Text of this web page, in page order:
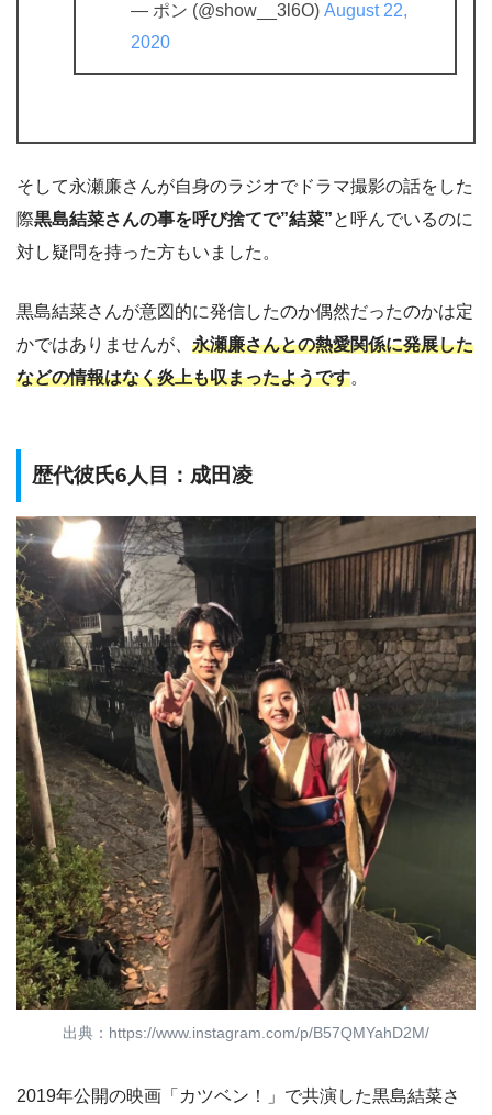
— ポン (@show__3l6O) August 22,
2020
そして永瀬廉さんが自身のラジオでドラマ撮影の話をした
際黒島結菜さんの事を呼び捨てで”結菜”と呼んでいるのに
対し疑問を持った方もいました。
黒島結菜さんが意図的に発信したのか偶然だったのかは定
かではありませんが、 永瀬廉さんとの熱愛関係に発展した
などの情報はなく炎上も収まったようです。
歴代彼氏6人目：成田凌
出典：https://www.instagram.com/p/B57QMYahD2M/
2019年公開の映画「カツベン！」で共演した黒島結菜さ